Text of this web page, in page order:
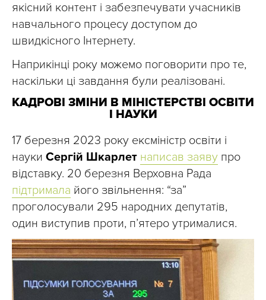
якісний контент і забезпечувати учасників
навчального процесу доступом до
швидкісного Інтернету.
Наприкінці року можемо поговорити про те,
наскільки ці завдання були реалізовані.
КАДРОВІ ЗМІНИ В МІНІСТЕРСТВІ ОСВІТИ
І НАУКИ
17 березня 2023 року ексміністр освіти і
науки Сергій Шкарлет написав заяву про
відставку. 20 березня Верховна Рада
підтримала його звільнення: “за”
проголосували 295 народних депутатів,
один виступив проти, пʼятеро утрималися.